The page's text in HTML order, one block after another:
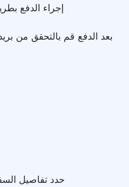
إجراء الدفع
بعد الدفع قم بالتحقق من
حدد تفاصيل